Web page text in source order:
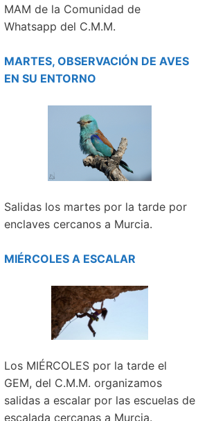
MAM de la Comunidad de
Whatsapp del C.M.M.
MARTES, OBSERVACIÓN DE AVES
EN SU ENTORNO
Salidas los martes por la tarde por
enclaves cercanos a Murcia.
MIÉRCOLES A ESCALAR
Los MIÉRCOLES por la tarde el
GEM, del C.M.M. organizamos
salidas a escalar por las escuelas de
escalada cercanas a Murcia.